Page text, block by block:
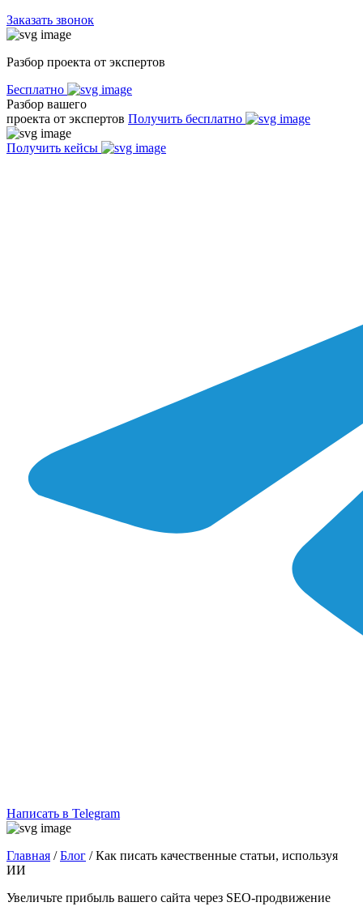
Заказать звонок
Разбор проекта от экспертов
Бесплатно
Разбор вашего
проекта от экспертов Получить бесплатно
Получить кейсы
Написать в Telegram
Главная /Блог /Как писать качественные статьи, используя
ИИ
Увеличьте прибыль вашего сайта через SEO-продвижение